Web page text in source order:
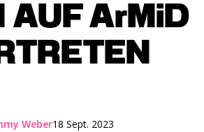
AUF ArMiD
18 Sept. 2023
Weber